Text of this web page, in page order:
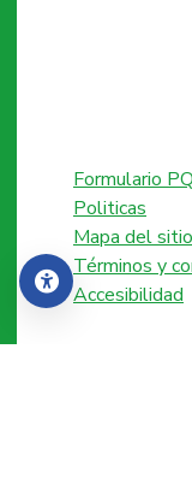
Accesibilidad
Formulario
Politicas
Mapa del sitio
Términos y
Accesibilidad